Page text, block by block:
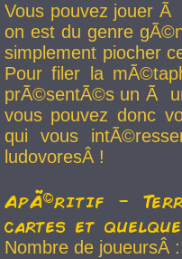
Vous pouvez jouer
on est du genre
simplement piocher
Pour filer la
prÃ©sentÃ©s un Ã
vous pouvez donc
qui vous
ludovoresÂ !
ApÃ©ritif -
cartes et
Nombre de